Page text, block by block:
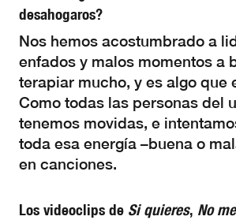
desahogaros?
Nos hemos acostumbrado a
enfados y malos momentos a
terapiar mucho, y es algo que
Como todas las personas del
tenemos movidas, e
toda esa energía –buena o
en canciones.
Los videoclips de Si quieres, No